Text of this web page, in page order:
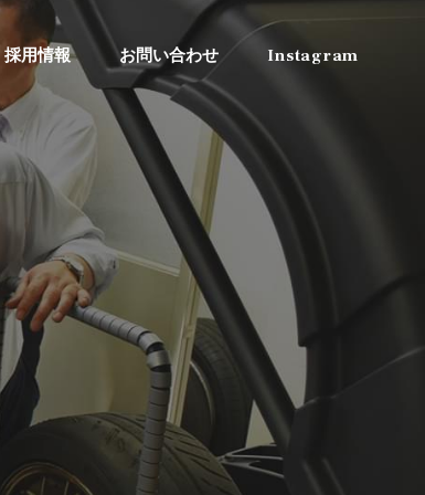
採用情報 お問い合わせ Instagram